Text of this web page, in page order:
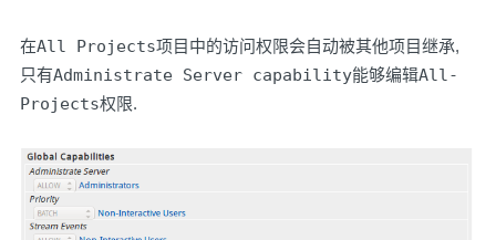
在All Projects项目中的访问权限会自动被其他项目继承,
只有Administrate Server capability能够编辑All-
Projects权限.